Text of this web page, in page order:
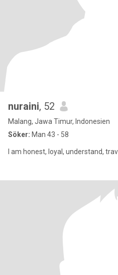
nuraini, 52
Malang, Jawa Timur, Indonesien
Söker: Man 43 - 58
I am honest, loyal, understand,